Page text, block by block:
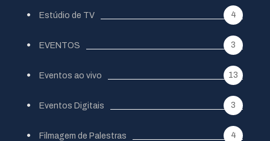
Estúdio de TV 4
EVENTOS 3
Eventos ao vivo 13
Eventos Digitais 3
Filmagem de Palestras 4